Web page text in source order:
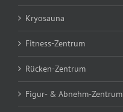
Kryosauna
Fitness-Zentrum
Rücken-Zentrum
Figur- & Abnehm-Zentrum